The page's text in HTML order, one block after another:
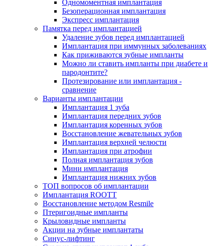
Одномоментная имплантация
Безоперационная имплантация
Экспресс имплантация
Памятка перед имплантацией
Удаление зубов перед имплантацией
Имплантация при иммунных заболеваниях
Как приживаются зубные импланты
Можно ли ставить импланты при диабете и
пародонтите?
Протезирование или имплантация -
сравнение
Варианты имплантации
Имплантация 1 зуба
Имплантация передних зубов
Имплантация коренных зубов
Восстановление жевательных зубов
Имплантация верхней челюсти
Имплантация при атрофии
Полная имплантация зубов
Мини имплантация
Имплантация нижних зубов
ТОП вопросов об имплантации
Имплантация ROOTT
Восстановление методом Resmile
Птеригоидные импланты
Крыловидные импланты
Акции на зубные имплантаты
Синус-лифтинг